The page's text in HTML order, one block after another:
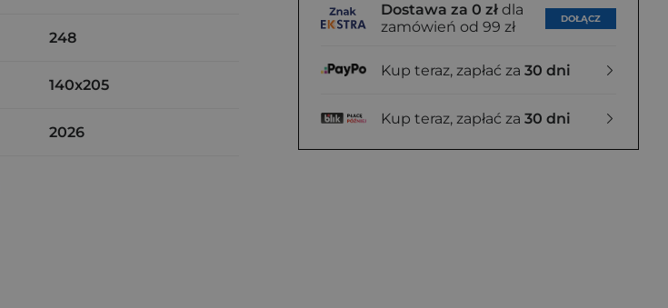
Dostawa za 0 zł dla
zamówień od 99 zł
DOŁĄCZ
Kup teraz, zapłać za 30 dni
Kup teraz, zapłać za 30 dni
248
140x205
2026